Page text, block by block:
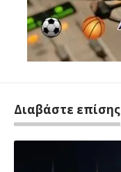
Διαβάστε επίσης